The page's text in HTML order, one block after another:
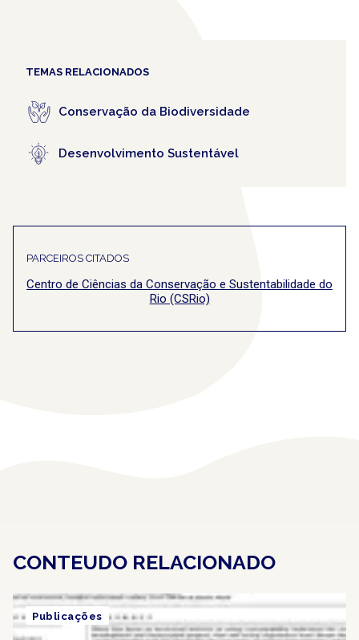
TEMAS RELACIONADOS
Conservação da Biodiversidade
Desenvolvimento Sustentável
PARCEIROS CITADOS
Centro de Ciências da Conservação e Sustentabilidade do
Rio (CSRio)
CONTEUDO RELACIONADO
Publicações